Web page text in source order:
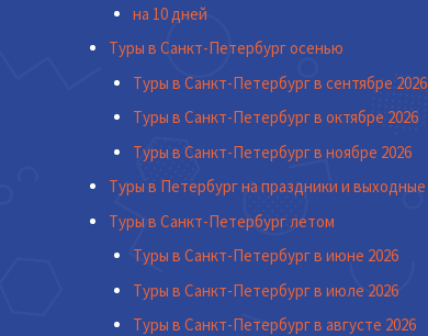
на 10 дней
Туры в Санкт-Петербург осенью
Туры в Санкт-Петербург в сентябре 2026
Туры в Санкт-Петербург в октябре 2026
Туры в Санкт-Петербург в ноябре 2026
Туры в Петербург на праздники и выходные
Туры в Санкт-Петербург летом
Туры в Санкт-Петербург в июне 2026
Туры в Санкт-Петербург в июле 2026
Туры в Санкт-Петербург в августе 2026